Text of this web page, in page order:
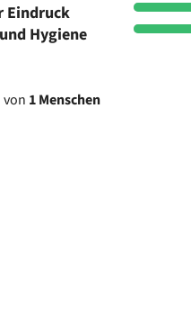
Eindruck
Hygiene
1 Menschen